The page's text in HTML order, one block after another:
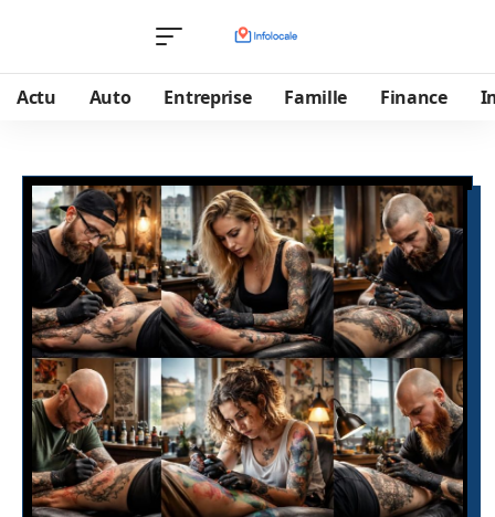
Actu Auto Entreprise Famille Finance